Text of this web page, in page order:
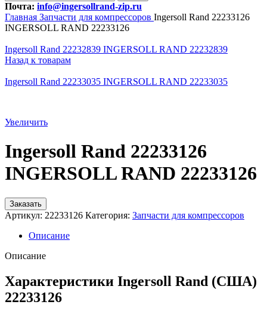
Почта: info@ingersollrand-zip.ru
Главная Запчасти для компрессоров Ingersoll Rand 22233126
INGERSOLL RAND 22233126
Ingersoll Rand 22232839 INGERSOLL RAND 22232839
Назад к товарам
Ingersoll Rand 22233035 INGERSOLL RAND 22233035
Увеличить
Ingersoll Rand 22233126
INGERSOLL RAND 22233126
Заказать
Артикул: 22233126 Категория: Запчасти для компрессоров
Описание
Описание
Характеристики Ingersoll Rand (США)
22233126